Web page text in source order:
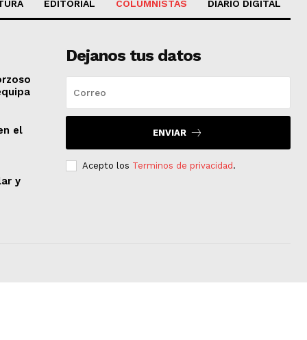
EDITORIAL COLUMNISTAS DIARIO DIGITAL
el
y
Dejanos tus datos
ENVIAR
Acepto los Terminos de privacidad .